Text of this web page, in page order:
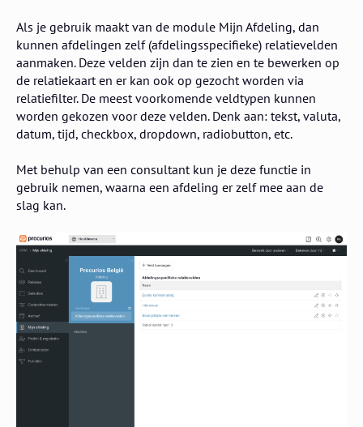
Als je gebruik maakt van de module Mijn Afdeling, dan
kunnen afdelingen zelf (afdelingsspecifieke) relatievelden
aanmaken. Deze velden zijn dan te zien en te bewerken op
de relatiekaart en er kan ook op gezocht worden via
relatiefilter. De meest voorkomende veldtypen kunnen
worden gekozen voor deze velden. Denk aan: tekst, valuta,
datum, tijd, checkbox, dropdown, radiobutton, etc.
Met behulp van een consultant kun je deze functie in
gebruik nemen, waarna een afdeling er zelf mee aan de
slag kan.